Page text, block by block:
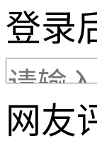
登录
网友